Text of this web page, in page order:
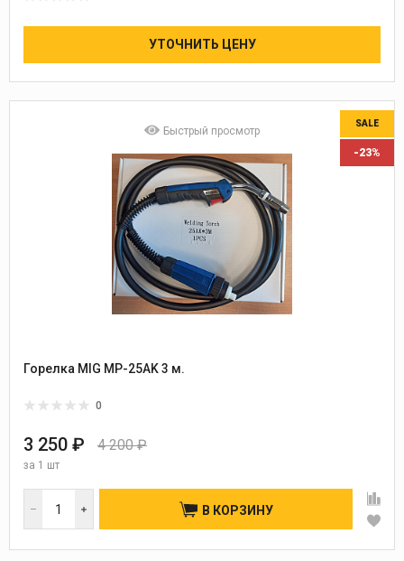
УТОЧНИТЬ ЦЕНУ
Быстрый просмотр
SALE
-23%
Горелка MIG MP-25AK 3 м.
0
3 250 ₽ 4 200 ₽
за 1 шт
В КОРЗИНУ